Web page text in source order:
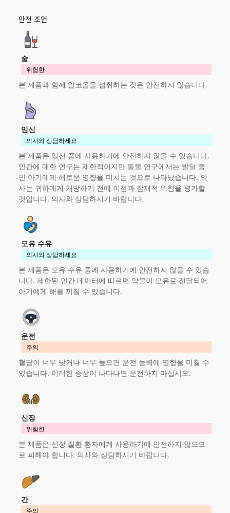
안전 조언
술
위험한
본 제품과 함께 알코올을 섭취하는 것은 안전하지 않습니다.
임신
의사와 상담하세요
본 제품은 임신 중에 사용하기에 안전하지 않을 수 있습니다.
인간에 대한 연구는 제한적이지만 동물 연구에서는 발달 중
인 아기에게 해로운 영향을 미치는 것으로 나타났습니다. 의
사는 귀하에게 처방하기 전에 이점과 잠재적 위험을 평가할
것입니다. 의사와 상담하시기 바랍니다.
모유 수유
의사와 상담하세요
본 제품은 모유 수유 중에 사용하기에 안전하지 않을 수 있습
니다. 제한된 인간 데이터에 따르면 약물이 모유로 전달되어
아기에게 해를 끼칠 수 있습니다.
운전
주의
혈당이 너무 낮거나 너무 높으면 운전 능력에 영향을 미칠 수
있습니다. 이러한 증상이 나타나면 운전하지 마십시오.
신장
위험한
본 제품은 신장 질환 환자에게 사용하기에 안전하지 않으므
로 피해야 합니다. 의사와 상담하시기 바랍니다.
간
주의